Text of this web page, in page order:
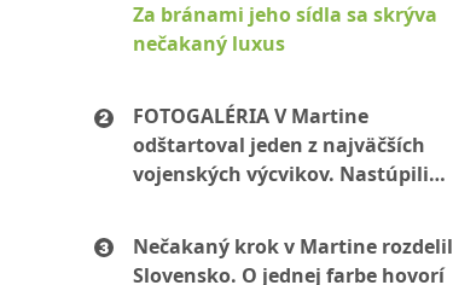
Za bránami jeho sídla sa skrýva
nečakaný luxus
FOTOGALÉRIA V Martine
odštartoval jeden z najväčších
vojenských výcvikov. Nastúpili
Nečakaný krok v Martine rozdelil
Slovensko. O jednej farbe hovorí